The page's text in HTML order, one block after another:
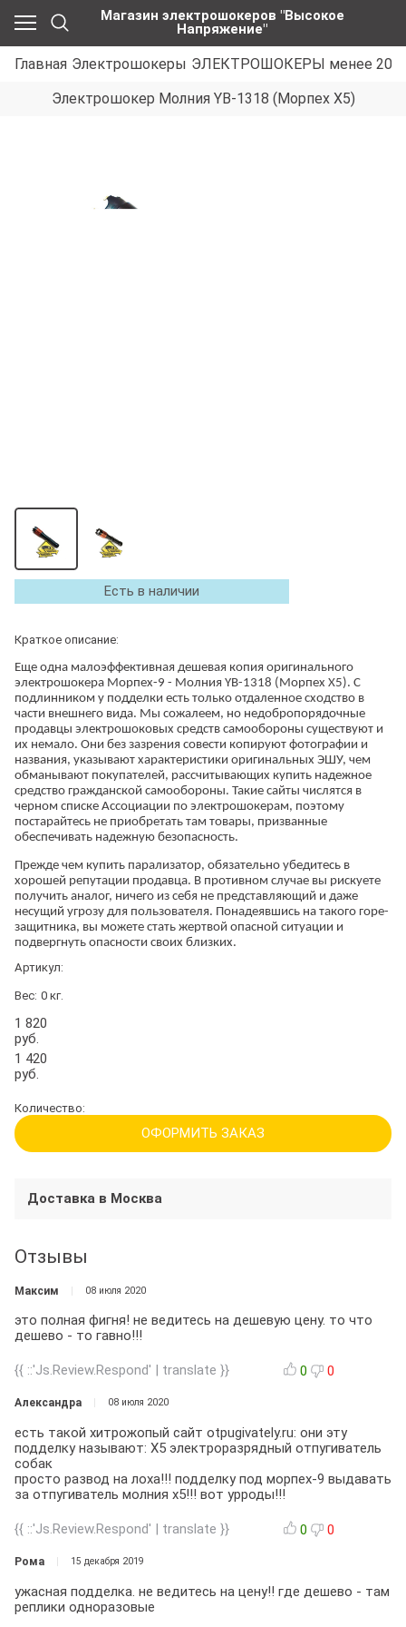
Магазин электрошокеров "Высокое
Напряжение"
Главная Электрошокеры ЭЛЕКТРОШОКЕРЫ менее 200
Электрошокер Молния YB-1318 (Морпех Х5)
Есть в наличии
Краткое описание:
Еще одна малоэффективная дешевая копия оригинального
электрошокера Морпех-9 - Молния YB-1318 (Морпех Х5). С
подлинником у подделки есть только отдаленное сходство в
части внешнего вида. Мы сожалеем, но недобропорядочные
продавцы электрошоковых средств самообороны существуют и
их немало. Они без зазрения совести копируют фотографии и
названия, указывают характеристики оригинальных ЭШУ, чем
обманывают покупателей, рассчитывающих купить надежное
средство гражданской самообороны. Такие сайты числятся в
черном списке Ассоциации по электрошокерам, поэтому
постарайтесь не приобретать там товары, призванные
обеспечивать надежную безопасность.
Прежде чем купить парализатор, обязательно убедитесь в
хорошей репутации продавца. В противном случае вы рискуете
получить аналог, ничего из себя не представляющий и даже
несущий угрозу для пользователя. Понадеявшись на такого горе-
защитника, вы можете стать жертвой опасной ситуации и
подвергнуть опасности своих близких.
Артикул:
Вес: 0 кг.
1 820
руб.
1 420
руб.
Количество:
ОФОРМИТЬ ЗАКАЗ
Доставка в Москва
Отзывы
Максим 08 июля 2020
это полная фигня! не ведитесь на дешевую цену. то что
дешево - то гавно!!!
{{ ::'Js.Review.Respond' | translate }} 0 0
Александра 08 июля 2020
есть такой хитрожопый сайт otpugivately.ru: они эту
подделку называют: Х5 электроразрядный отпугиватель
собак
просто развод на лоха!!! подделку под морпех-9 выдавать
за отпугиватель молния х5!!! вот урроды!!!
{{ ::'Js.Review.Respond' | translate }} 0 0
Рома 15 декабря 2019
ужасная подделка. не ведитесь на цену!! где дешево - там
реплики одноразовые